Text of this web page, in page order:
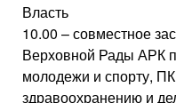
Власть
10.00 – совместное
Верховной Рады АРК
молодежи и спорту,
здравоохранению и